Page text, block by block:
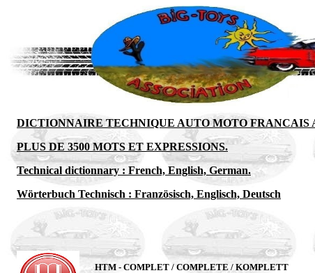
DICTIONNAIRE TECHNIQUE AUTO MOTO
PLUS DE 3500 MOTS ET EXPRESSIONS.
Technical dictionnary : French, English, German.
Wörterbuch Technisch : Französisch, Englisch, Deutsch
HTM - COMPLET / COMPLETE / KOMPLETT